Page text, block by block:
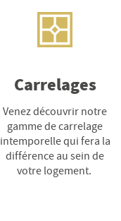
Carrelages
Venez découvrir notre
gamme de carrelage
intemporelle qui fera la
différence au sein de
votre logement.